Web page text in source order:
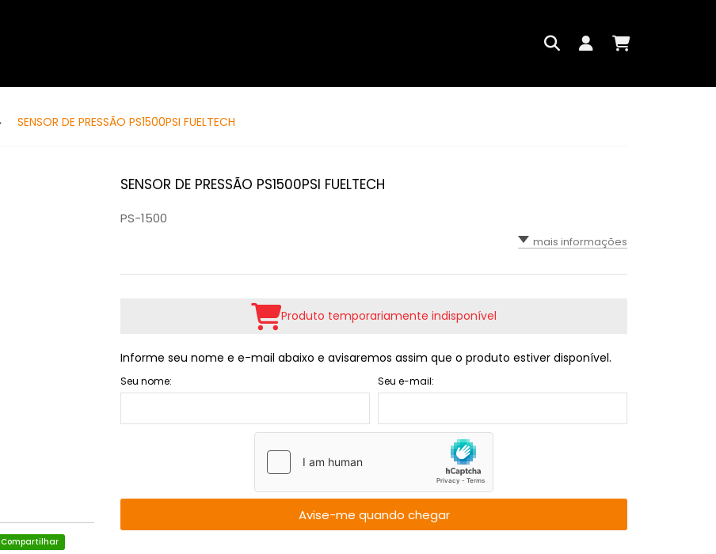
SENSOR DE PRESSÃO PS1500PSI FUELTECH
Compartilhar
SENSOR DE PRESSÃO PS1500PSI FUELTECH
PS-1500
mais informações
Produto temporariamente indisponível
Informe seu nome e e-mail abaixo e avisaremos assim que o produto estiver disponível.
Seu nome: Seu e-mail:
Avise-me quando chegar